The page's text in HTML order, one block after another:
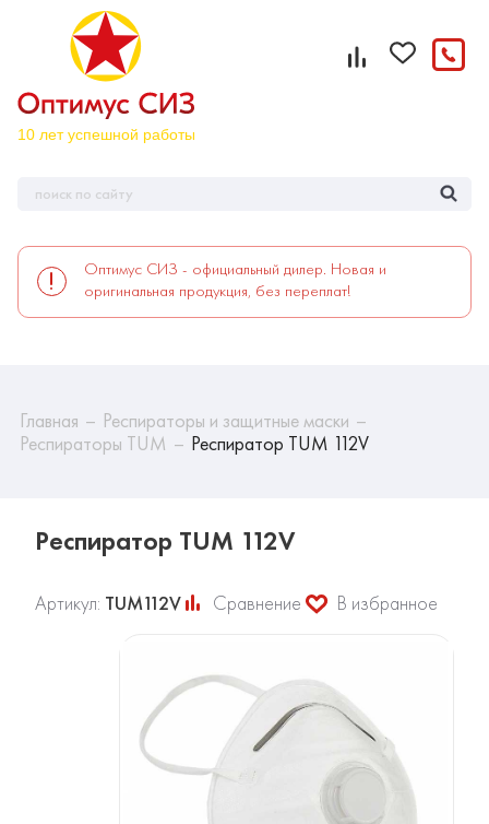
Оптимус СИЗ - официальный дилер. Новая и
оригинальная продукция, без переплат!
Главная
Респираторы и защитные маски
Респираторы TUM
Респиратор TUM 112V
Респиратор TUM 112V
Артикул: TUM112V Сравнение В избранное